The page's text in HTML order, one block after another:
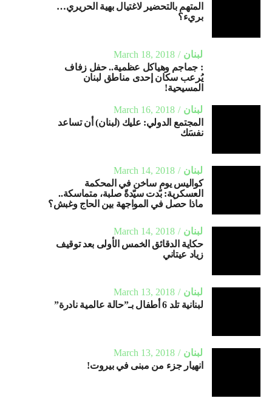
المتهم بالتحضير لاغتيال بهية الحريري…
بريء؟
لبنان
March 18, 2018
: جماجم وهياكل عظمية.. حفل زفاف
يُرعب سكان إحدى مناطق لبنان
المسيحية!
لبنان
March 16, 2018
المجتمع الدولي: عليك (لبنان) أن تساعد
نفسَك
لبنان
March 14, 2018
كواليس يومٍ ساخن في المحكمة
العسكرية: بدت سيّدةً صلبة، متماسكة..
ماذا حصل في المواجهة بين الحاج وغبش؟
لبنان
March 14, 2018
حكاية الدقائق الخمس الأولى بعد توقيف
زياد عيتاني
لبنان
March 13, 2018
لبنانية تلد 6 أطفال بـ”حالة عالمية نادرة”
لبنان
March 13, 2018
انهيار جزء من مبنى في بيروت!